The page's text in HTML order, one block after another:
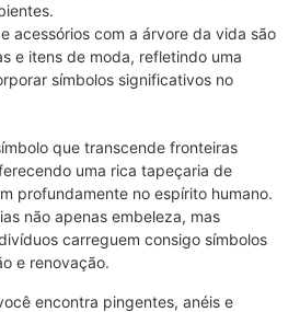
acessórios com a árvore da vida são
e itens de moda, refletindo uma
símbolos significativos no
que transcende fronteiras
uma rica tapeçaria de
profundamente no espírito humano.
não apenas embeleza, mas
carreguem consigo símbolos
e renovação.
encontra pingentes, anéis e